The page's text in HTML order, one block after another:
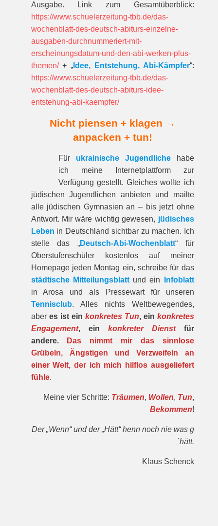
Ausgabe. Link zum Gesamt­über­blick:
https://www.schuelerzeitung-tbb.de/das-
wochenblatt-des-deutsch-abiturs-einzelne-
ausgaben-durchnummeriert-mit-
erscheinungsdatum-und-den-abi-werken-plus-
themen/+ „ Idee, Entstehung, Abi-Kämpfer“:
https://www.schuelerzeitung-tbb.de/das-
wochenblatt-des-deutsch-abiturs-idee-
entstehung-abi-kaempfer/
Nicht piensen + klagen →
anpacken + tun!
Für ukrainische Jugendlichehabe
ich meine Internetplattform zur
Verfügung gestellt. Gleiches wollte ich
jüdischen Jugendlichen anbieten und mailte
alle jüdischen Gymnasien an – bis jetzt ohne
Antwort. Mir wäre wichtig gewesen, jüdisches
Leben in Deutschland sichtbar zu machen. Ich
stelle das „Deutsch-Abi-Wochenblatt“ für
Oberstufenschüler kostenlos auf meiner
Homepage jeden Montag ein, schreibe für das
städtische Mitteilungsblattund ein
Infoblatt
in Arosa und als Pressewart für unseren
Tennisclub. Alles nichts Weltbewegendes,
aber es ist ein konkretes Tun, ein konkretes
Engagement, ein konkreter Dienstfür
andere.
Das nimmt mir das sinnlose
Grübeln, Ängstigen und Verzweifeln an
einer Welt, der ich mich hilflos ausgeliefert
fühle.
Meine vier Schritte: Träumen, Wollen, Tun,
Bekommen!
Der „Wenn“ und der „Hätt“ henn noch nie was g
´hätt.
Klaus Schenck